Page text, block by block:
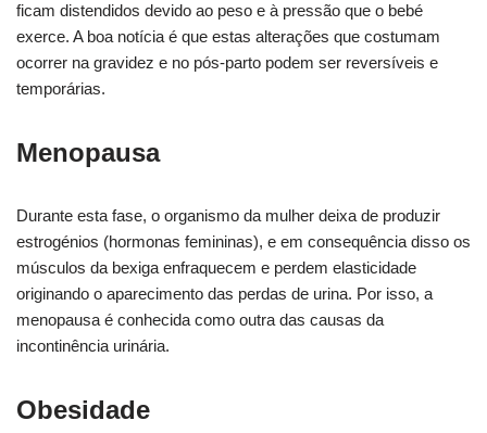
ficam distendidos devido ao peso e à pressão que o bebé
exerce. A boa notícia é que estas alterações que costumam
ocorrer na gravidez e no pós-parto podem ser reversíveis e
temporárias.
Menopausa
Durante esta fase, o organismo da mulher deixa de produzir
estrogénios (hormonas femininas), e em consequência disso os
músculos da bexiga enfraquecem e perdem elasticidade
originando o aparecimento das perdas de urina. Por isso, a
menopausa é conhecida como outra das causas da
incontinência urinária.
Obesidade